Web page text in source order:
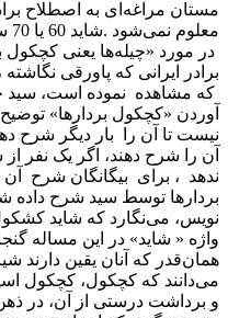
معلوم نمی‌شود .شاید 60 یا 70 سال قبل نگاشته شده باشد .
در مورد «چیله‌ها یعنی کچکول
برادر ایرانی که پاورقی
که مشاهده نموده است، سید
آوردن «کچکول بردارها»
نیست تا آن را بار دیگر شرح
آن را شرح دهند، اگر یک نفر
ندهد ، برای بیگانگان شرح
بردارها توسط سید شرح داده
نویس، می‌نگارد که شاید
واژه « شاید» در این مساله
همان‌قدر که آنان یقین دارند
می‌دانند که کچکول، کچکول
و برداشت درستی از آن، در